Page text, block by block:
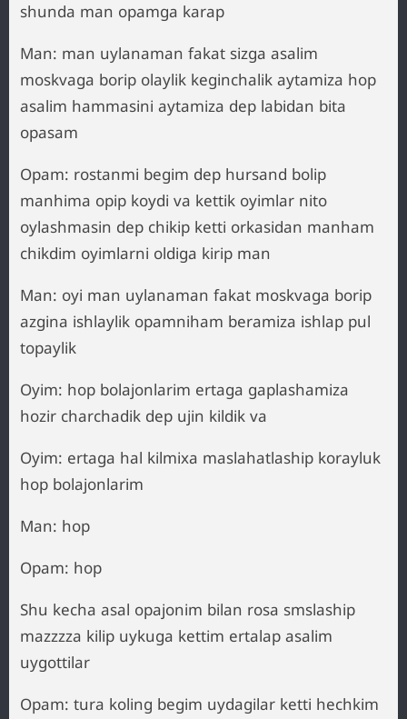
shunda man opamga karap
Man: man uylanaman fakat sizga asalim
moskvaga borip olaylik keginchalik aytamiza hop
asalim hammasini aytamiza dep labidan bita
opasam
Opam: rostanmi begim dep hursand bolip
manhima opip koydi va kettik oyimlar nito
oylashmasin dep chikip ketti orkasidan manham
chikdim oyimlarni oldiga kirip man
Man: oyi man uylanaman fakat moskvaga borip
azgina ishlaylik opamniham beramiza ishlap pul
topaylik
Oyim: hop bolajonlarim ertaga gaplashamiza
hozir charchadik dep ujin kildik va
Oyim: ertaga hal kilmixa maslahatlaship korayluk
hop bolajonlarim
Man: hop
Opam: hop
Shu kecha asal opajonim bilan rosa smslaship
mazzzza kilip uykuga kettim ertalap asalim
uygottilar
Opam: tura koling begim uydagilar ketti hechkim